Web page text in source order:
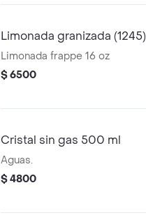
Limonada granizada (1245)
Limonada frappe 16 oz
$ 6500
Cristal sin gas 500 ml
Aguas.
$ 4800